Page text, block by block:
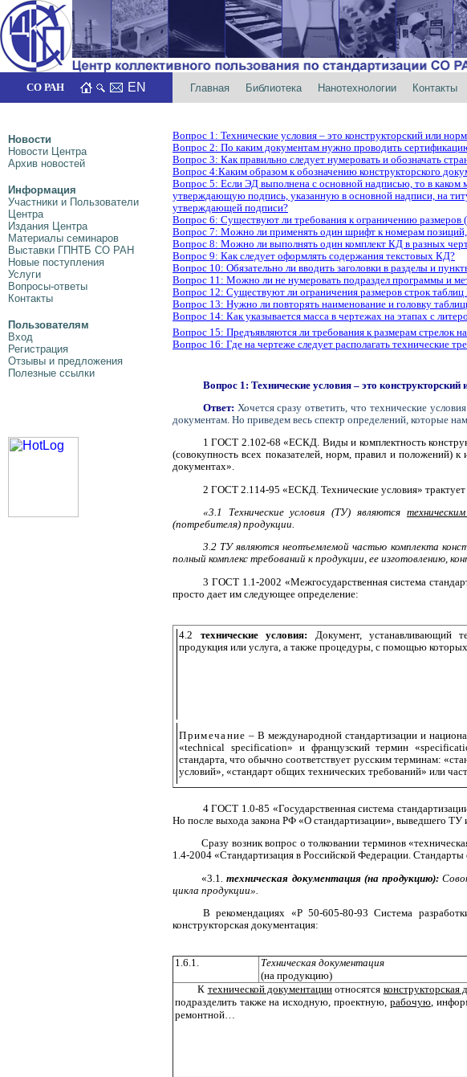
СО РАН EN Главная Библиотека Нанотехнологии Контакты
Новости
Новости Центра
Архив новостей
Информация
Участники и Пользователи
Центра
Издания Центра
Материалы семинаров
Выставки ГПНТБ СО РАН
Новые поступления
Услуги
Вопросы-ответы
Контакты
Пользователям
Вход
Регистрация
Отзывы и предложения
Полезные cсылки
Вопрос 1: Технические условия – это конструкторский или
Вопрос 2: По каким документам нужно проводить
Вопрос 3: Как правильно следует нумеровать и обозначать
Вопрос 4:Каким образом к обозначению конструкторского
Вопрос 5: Если ЭД выполнена с основной надписью, то в
утверждающую подпись, указанную в основной надписи, на
утверждающей подписи?
Вопрос 6: Существуют ли требования к ограничению
Вопрос 7: Можно ли применять один шрифт к номерам
Вопрос 8: Можно ли выполнять один комплект КД в разных
Вопрос 9: Как следует оформлять содержания текстовых КД?
Вопрос 10: Обязательно ли вводить заголовки в разделы и
Вопрос 11: Можно ли не нумеровать подраздел программы и
Вопрос 12: Существуют ли ограничения размеров строк
Вопрос 13: Нужно ли повторять наименование и головку
Вопрос 14: Как указывается масса в чертежах на этапах с
Вопрос 15: Предъявляются ли требования к размерам стрелок
Вопрос 16: Где на чертеже следует располагать технические
Вопрос 1: Технические условия – это
Ответ: Хочется сразу ответить, что технические
документам. Но приведем весь спектр определений, которые
1 ГОСТ 2.102-68 «ЕСКД. Виды и комплектность
(совокупность всех показателей, норм, правил и положений)
документах».
2 ГОСТ 2.114-95 «ЕСКД. Технические условия» трактует
«3.1 Технические условия (ТУ) являются
(потребителя) продукции.
3.2 ТУ являются неотъемлемой частью комплекта
полный комплекс требований к продукции, ее изготовлению,
3 ГОСТ 1.1-2002 «Межгосударственная система
просто дает им следующее определение:
4.2 технические условия: Документ, устанавливающий
продукция или услуга, а также процедуры, с помощью
Примечание – В международной стандартизации и
«technical specification» и французский термин
стандарта, что обычно соответствует русским терминам:
условий», «стандарт общих технических требований» или
4 ГОСТ 1.0-85 «Государственная система
Но после выхода закона РФ «О стандартизации», выведшего ТУ
Сразу возник вопрос о толковании терминов
1.4-2004 «Стандартизация в Российской Федерации.
«3.1
.техническая документация (на продукцию):
цикла продукции».
В рекомендациях «Р 50-605-80-93 Система
конструкторская документация:
1.6.1.
Техническая документация
(на продукцию)
К технической документацииотносятся конструкторская
подразделить также на исходную, проектную, рабочую,
ремонтной…